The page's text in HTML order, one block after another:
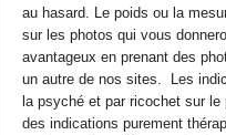
au hasard. Le poids ou la
sur les photos qui vous
avantageux en prenant des
un autre de nos sites. Les
la psyché et par ricochet sur
des indications purement